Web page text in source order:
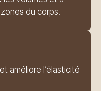
du corps.
améliore l’élasticité